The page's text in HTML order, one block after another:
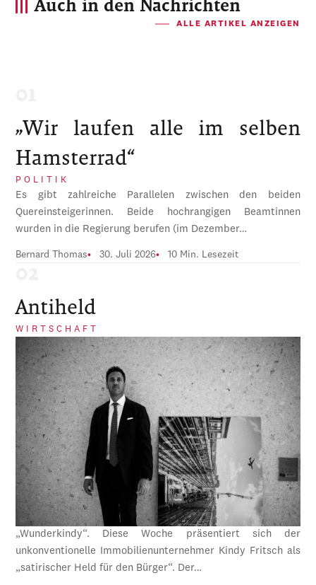
Auch in den Nachrichten
ALLE ARTIKEL ANZEIGEN
„Wir laufen alle im selben
Hamsterrad“
POLITIK
Es gibt zahlreiche Parallelen zwischen den beiden
Quereinsteigerinnen. Beide hochrangigen Beamtinnen
wurden in die Regierung berufen (im Dezember…
Bernard Thomas 30. Juli 2026 10 Min. Lesezeit
Antiheld
WIRTSCHAFT
„Wunderkindy“. Diese Woche präsentiert sich der
unkonventionelle Immobilienunternehmer Kindy Fritsch als
„satirischer Held für den Bürger“. Der…